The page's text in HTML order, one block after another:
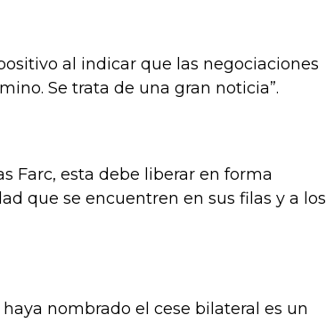
al indicar que las negociaciones
Se trata de una gran noticia”.
Farc, esta debe liberar en forma
que se encuentren en sus filas y a los
nombrado el cese bilateral es un